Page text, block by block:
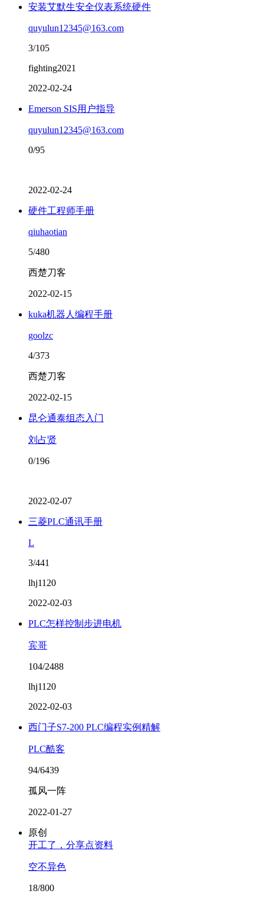
安装艾默生安全仪表系统硬件
quyulun12345@163.com
3/105
fighting2021
2022-02-24
Emerson SIS用户指导
quyulun12345@163.com
0/95
2022-02-24
硬件工程师手册
qiuhaotian
5/480
西楚刀客
2022-02-15
​kuka机器人编程手册
goolzc
4/373
西楚刀客
2022-02-15
昆仑通泰组态入门
刘占贤
0/196
2022-02-07
三菱PLC通讯手册
L
3/441
lhj1120
2022-02-03
​PLC怎样控制步进电机
宾哥
104/2488
lhj1120
2022-02-03
西门子S7-200 PLC编程实例精解
PLC酷客
94/6439
孤风一阵
2022-01-27
原创
开工了，分享点资料
空不异色
18/800